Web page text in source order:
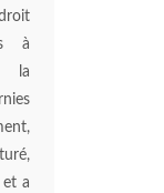
à
la
et a